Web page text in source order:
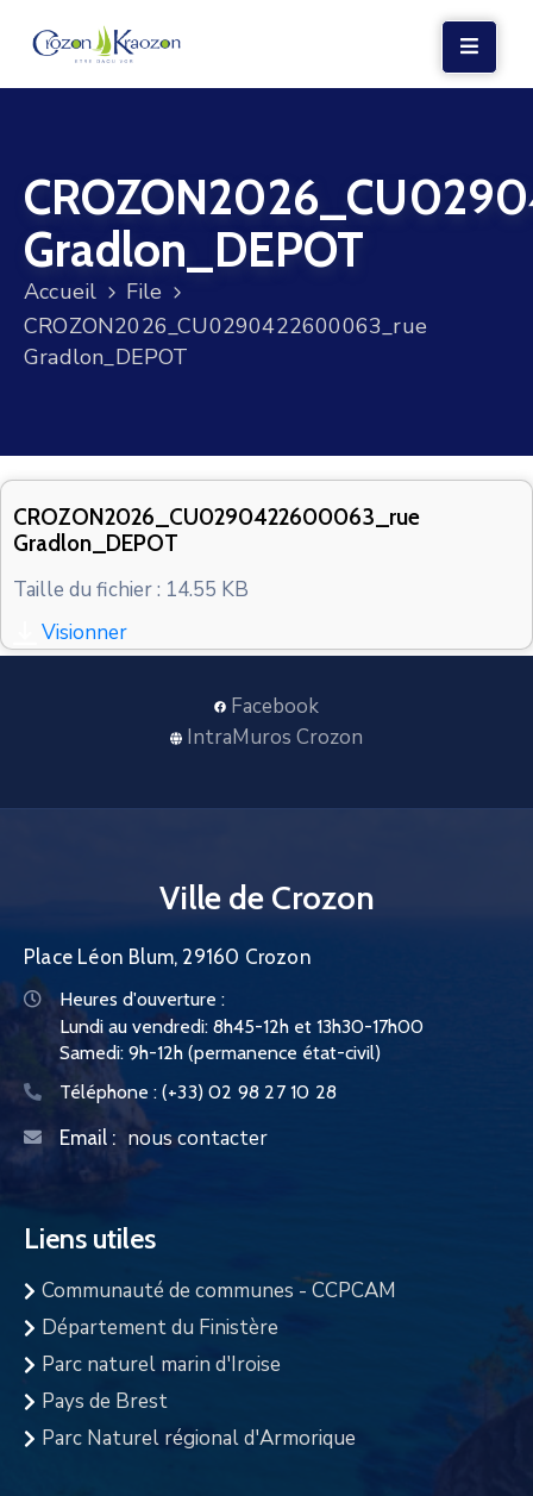
VIE
LOCALE
VIE
SOCIALE
TERRE
VOS
CONTACT
Gradlon_DEPOT
Accueil
File
CROZON2026_CU0290422600063_rue
Gradlon_DEPOT
CROZON2026_CU0290422600063_rue
Gradlon_DEPOT
Taille du fichier : 14.55 KB
Visionner
Facebook
IntraMuros Crozon
Ville de Crozon
Place Léon Blum, 29160 Crozon
Heures d'ouverture :
Lundi au vendredi: 8h45-12h et 13h30-17h00
Samedi: 9h-12h (permanence état-civil)
Téléphone : (+33) 02 98 27 10 28
Email : nous contacter
Liens utiles
Communauté de communes - CCPCAM
Département du Finistère
Parc naturel marin d'Iroise
Pays de Brest
Parc Naturel régional d'Armorique